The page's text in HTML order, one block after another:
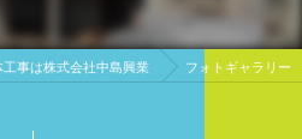
事は株式会社中島興業 フォトギャラリー